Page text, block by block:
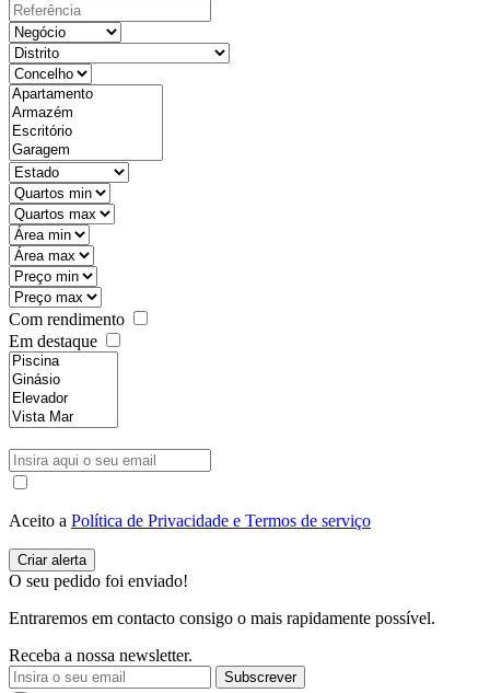
Com rendimento
Em destaque
Aceito a Política de Privacidade e Termos de serviço
O seu pedido foi enviado!
Entraremos em contacto consigo o mais rapidamente possível.
Receba a nossa newsletter.
Subscrever